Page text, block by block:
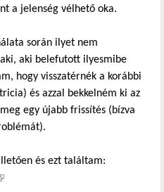
a jelenség vélhető oka.
során ilyet nem
aki belefutott ilyesmibe
hogy visszatérnék a korábbi
és azzal bekkelném ki az
egy újabb frissítés (bízva
és ezt találtam:
hivatkozás)